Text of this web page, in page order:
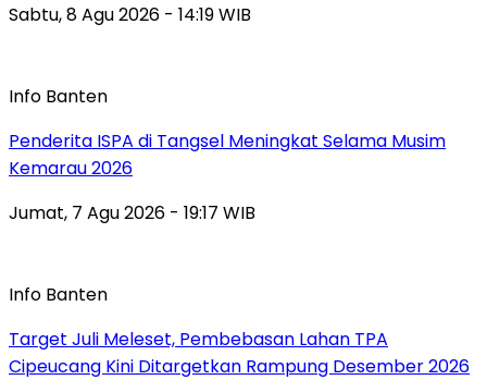
Sabtu, 8 Agu 2026 - 14:19 WIB
Info Banten
Penderita ISPA di Tangsel Meningkat Selama Musim
Kemarau 2026
Jumat, 7 Agu 2026 - 19:17 WIB
Info Banten
Target Juli Meleset, Pembebasan Lahan TPA
Cipeucang Kini Ditargetkan Rampung Desember 2026